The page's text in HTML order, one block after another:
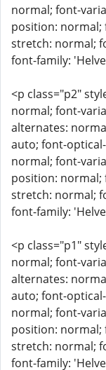
normal; font-
position:
stretch: normal;
font-family:
<p class="p2"
normal; font-
alternates:
auto; font-
normal; font-
position:
stretch: normal;
font-family:
<p class="p1"
normal; font-
alternates:
auto; font-
normal; font-
position:
stretch: normal;
font-family: